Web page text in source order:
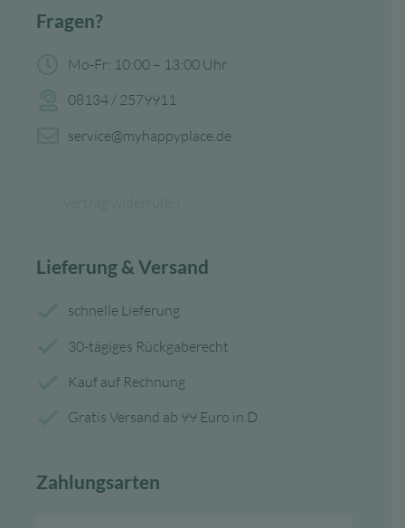
Fragen?
Mo-Fr: 10:00 – 13:00 Uhr
08134 / 2579911
service@myhappyplace.de
Lieferung & Versand
schnelle Lieferung
30-tägiges Rückgaberecht
Kauf auf Rechnung
Gratis Versand ab 99 Euro in D
Zahlungsarten